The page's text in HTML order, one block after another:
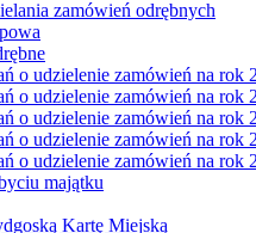
zamówień odrębnych
o udzielenie zamówień na rok
o udzielenie zamówień na rok
o udzielenie zamówień na rok
o udzielenie zamówień na rok
o udzielenie zamówień na rok
majątku
Kartę Miejską